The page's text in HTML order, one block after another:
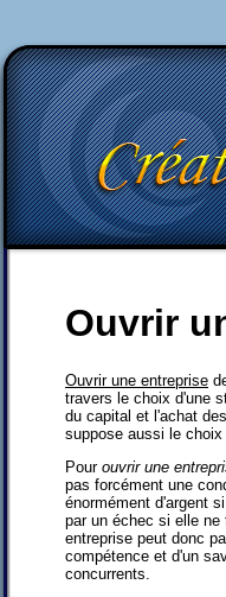
Ouvrir
Ouvrir une entreprise
travers le choix d'une
du capital et l'achat
suppose aussi le choix
Pour ouvrir une
pas forcément une
énormément d'argent
par un échec si elle
entreprise peut donc
compétence et d'un
concurrents.